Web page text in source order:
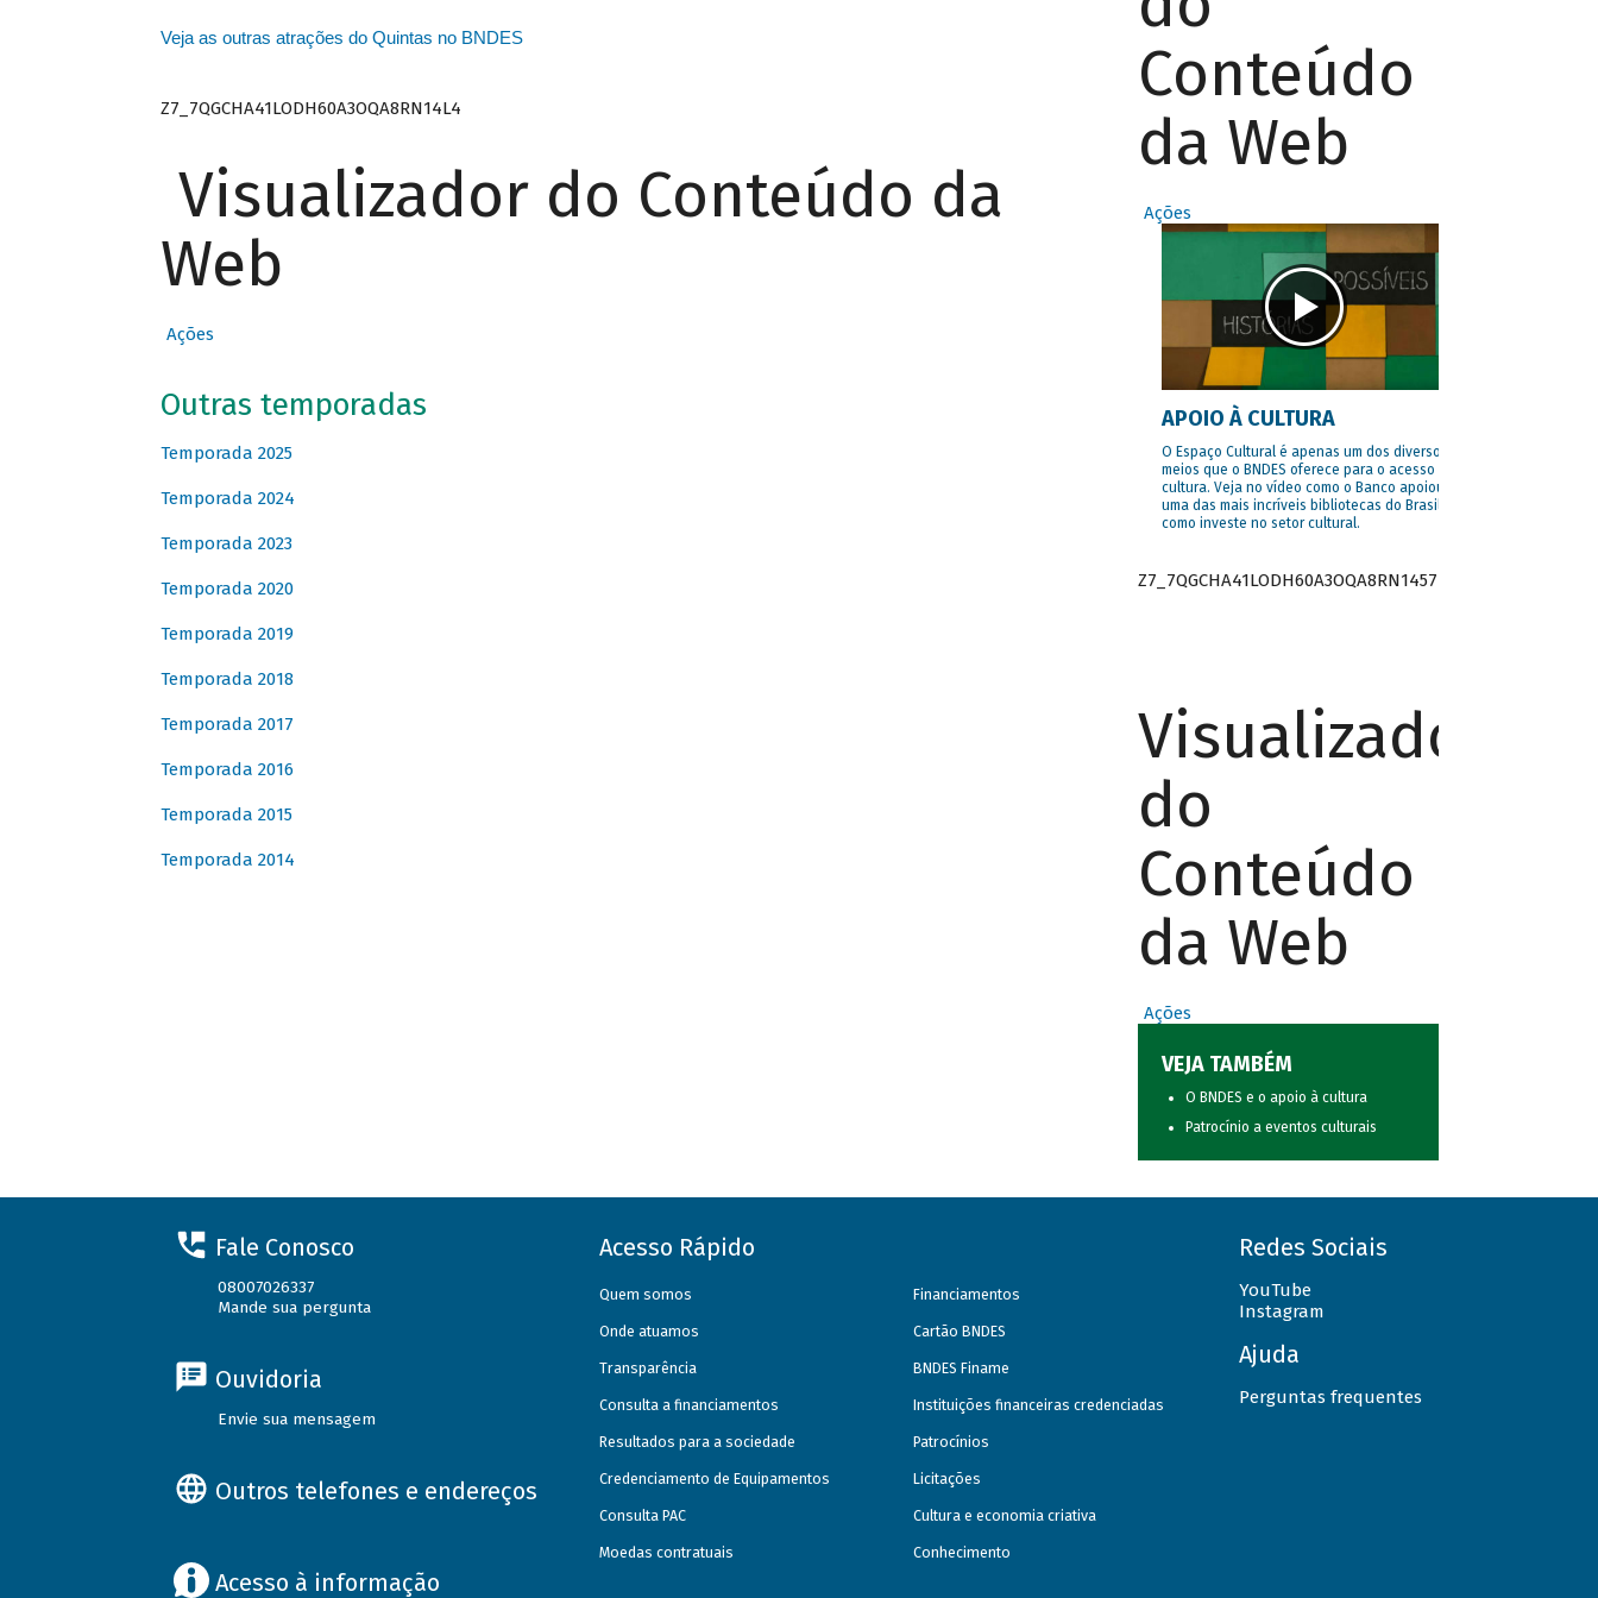
Veja as outras atrações do Quintas no BNDES
Z7_7QGCHA41LODH60A3OQA8RN14L4
Visualizador do Conteúdo da
Web
Ações
Outras temporadas
Temporada 2025
Temporada 2024
Temporada 2023
Temporada 2020
Temporada 2019
Temporada 2018
Temporada 2017
Temporada 2016
Temporada 2015
Temporada 2014
Conteúdo
da Web
Ações
APOIO À CULTURA
O Espaço Cultural é apenas um dos diversos
meios que o BNDES oferece para o acesso à
cultura. Veja no vídeo como o Banco apoiou
uma das mais incríveis bibliotecas do Brasil e
como investe no setor cultural.
Z7_7QGCHA41LODH60A3OQA8RN1457
Visualizador
do
Conteúdo
da Web
Ações
VEJA TAMBÉM
O BNDES e o apoio à cultura
Patrocínio a eventos culturais
Fale Conosco
08007026337
Mande sua pergunta
Ouvidoria
Envie sua mensagem
Outros telefones e endereços
Acesso à informação
Acesso Rápido
Quem somos
Onde atuamos
Transparência
Consulta a financiamentos
Resultados para a sociedade
Credenciamento de Equipamentos
Consulta PAC
Moedas contratuais
Financiamentos
Cartão BNDES
BNDES Finame
Instituições financeiras credenciadas
Patrocínios
Licitações
Cultura e economia criativa
Conhecimento
Redes Sociais
YouTube
Instagram
Ajuda
Perguntas frequentes